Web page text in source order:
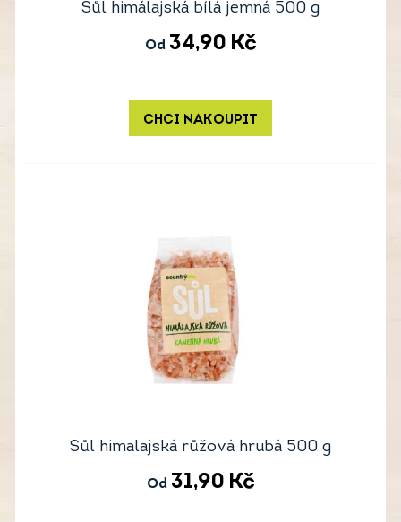
Sůl himálajská bílá jemná 500 g
Od 34,90 Kč
CHCI NAKOUPIT
Sůl himalajská růžová hrubá 500 g
Od 31,90 Kč